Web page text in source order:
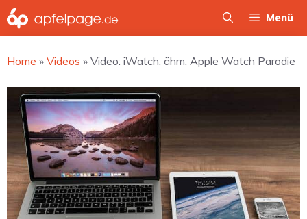
Zum
Inhalt
Menü
Home » Videos » Video: iWatch, ähm, Apple Watch Parodie